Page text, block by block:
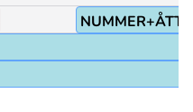
NUMMER+ÅTTA